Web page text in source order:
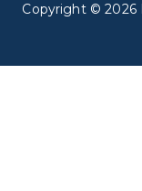
Copyright © 2026